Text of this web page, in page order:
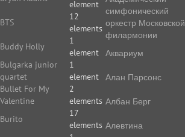
element
BTS
12
elements
Buddy Holly
1
element
Bulgarka junior
quartet
1
element
Bullet For My
Valentine
2
elements
Burito
17
elements
симфонический
оркестр Московской
филармонии
Аквариум
Алан Парсонс
Албан Берг
Алевтина